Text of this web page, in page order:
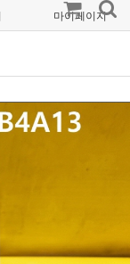
마이페이지